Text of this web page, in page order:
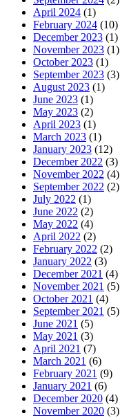
April 2024 (1)
February 2024 (10)
December 2023 (1)
November 2023 (1)
October 2023 (1)
September 2023 (3)
August 2023 (1)
June 2023 (1)
May 2023 (2)
April 2023 (1)
March 2023 (1)
January 2023 (12)
December 2022 (3)
November 2022 (4)
September 2022 (2)
July 2022 (1)
June 2022 (2)
May 2022 (4)
April 2022 (2)
February 2022 (2)
January 2022 (3)
December 2021 (4)
November 2021 (5)
October 2021 (4)
September 2021 (5)
June 2021 (5)
May 2021 (3)
April 2021 (7)
March 2021 (6)
February 2021 (9)
January 2021 (6)
December 2020 (4)
November 2020 (3)